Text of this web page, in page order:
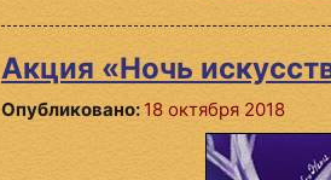
Акция «Ночь
Опубликовано: 18 октября 2018